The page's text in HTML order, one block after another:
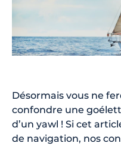
Désormais vous ne
confondre une
d’un yawl ! Si cet
de navigation, nos